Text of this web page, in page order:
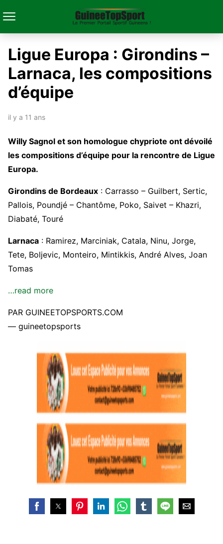
Ligue Europa : Girondins –
Larnaca, les compositions
d’équipe
il y a 11 ans
Willy Sagnol et son homologue chypriote ont dévoilé
les compositions d’équipe pour la rencontre de Ligue
Europa.
Girondins de Bordeaux : Carrasso – Guilbert, Sertic,
Pallois, Poundjé – Chantôme, Poko, Saivet – Khazri,
Diabaté, Touré
Larnaca : Ramirez, Marciniak, Catala, Ninu, Jorge,
Tete, Boljevic, Monteiro, Mintikkis, André Alves, Joan
Tomas
…read more
PAR GUINEETOPSPORTS.COM
— guineetopsports